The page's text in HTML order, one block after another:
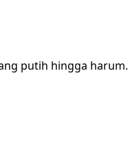
putih hingga harum.